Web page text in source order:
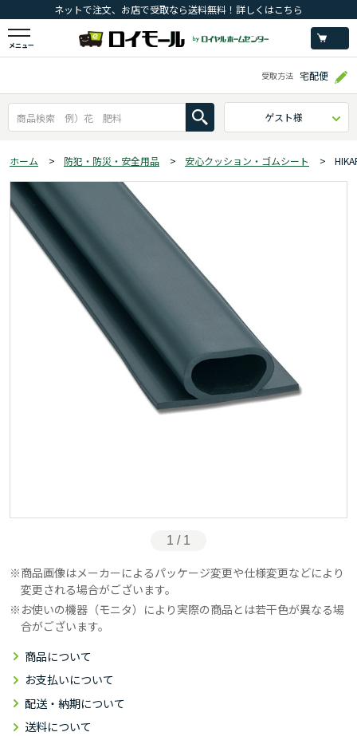
ネットで注文、お店で受取なら送料無料！詳しくはこちら
メニュー
受取方法 宅配便
ゲスト様
ホーム > 防犯・防災・安全用品 > 安心クッション・ゴムシート >
1 / 1
商品画像はメーカーによるパッケージ変更や仕様変更などにより
変更される場合がございます。
お使いの機器（モニタ）により実際の商品とは若干色が異なる場
合がございます。
商品について
お支払いについて
配送・納期について
送料について